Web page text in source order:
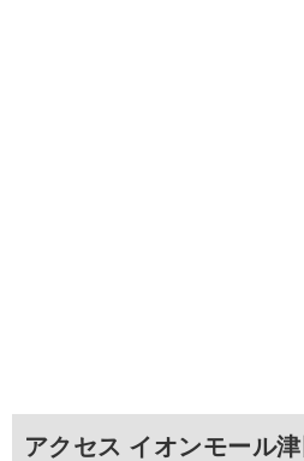
アクセス イオンモール